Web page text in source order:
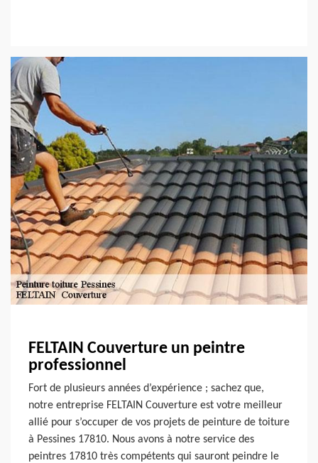
FELTAIN Couverture un peintre
professionnel
Fort de plusieurs années d’expérience ; sachez que,
notre entreprise FELTAIN Couverture est votre meilleur
allié pour s’occuper de vos projets de peinture de toiture
à Pessines 17810. Nous avons à notre service des
peintres 17810 très compétents qui sauront peindre le